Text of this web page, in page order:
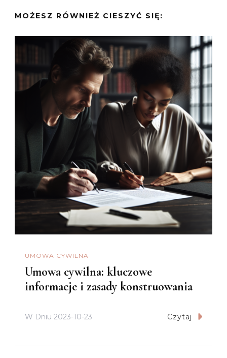
MOŻESZ RÓWNIEŻ CIESZYĆ SIĘ:
UMOWA CYWILNA
Umowa cywilna: kluczowe
informacje i zasady konstruowania
W Dniu 2023-10-23 Czytaj